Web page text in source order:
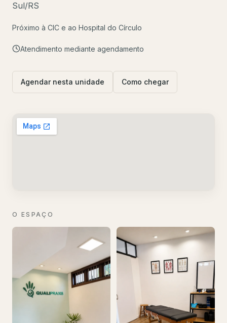
Sul/RS
Próximo à CIC e ao Hospital do Círculo
Atendimento mediante agendamento
Agendar nesta unidade Como chegar
O ESPAÇO